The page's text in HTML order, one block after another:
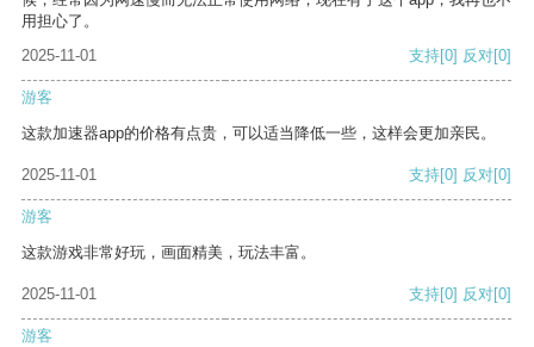
用担心了。
2025-11-01
支持[0] 反对[0]
游客
这款加速器app的价格有点贵，可以适当降低一些，这样会更加亲民。
2025-11-01 支持[0] 反对[0]
游客
这款游戏非常好玩，画面精美，玩法丰富。
2025-11-01 支持[0] 反对[0]
游客